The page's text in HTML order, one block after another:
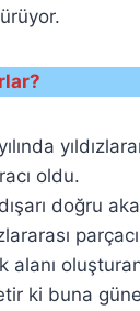
oldu.
doğru
alanı
ki buna